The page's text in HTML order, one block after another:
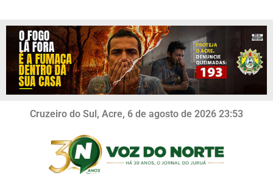
Cruzeiro do Sul, Acre, 6 de agosto de 2026 23:53